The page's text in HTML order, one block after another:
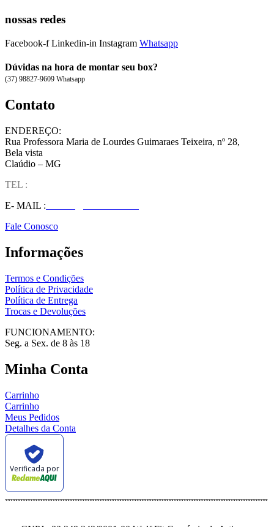
nossas redes
Facebook-f Linkedin-in Instagram Whatsapp
Dúvidas na hora de montar seu box?
(37) 98827-9609 Whatsapp
Contato
ENDEREÇO:
Rua Professora Maria de Lourdes Guimaraes Teixeira, nº 28,
Bela vista
Claúdio – MG
TEL :
E- MAIL :
Fale Conosco
Informações
Termos e Condições
Política de Privacidade
Política de Entrega
Trocas e Devoluções
FUNCIONAMENTO:
Seg. a Sex. de 8 às 18
Minha Conta
Carrinho
Carrinho
Meus Pedidos
Detalhes da Conta
Verificada por